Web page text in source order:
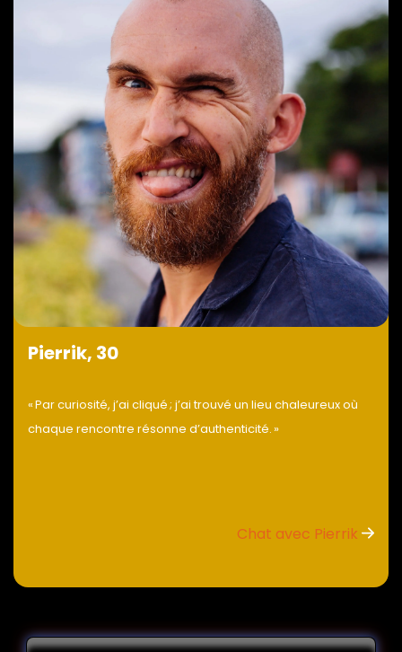
Pierrik, 30
« Par curiosité, j’ai cliqué ; j’ai trouvé un lieu chaleureux où
chaque rencontre résonne d’authenticité. »
Chat avec Pierrik